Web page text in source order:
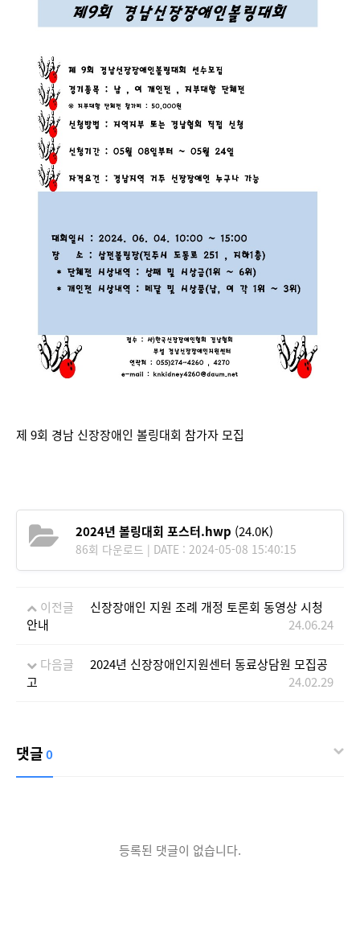
제 9회 경남 신장장애인 볼링대회 참가자 모집
2024년 볼링대회 포스터.hwp (24.0K)
86회 다운로드 | DATE : 2024-05-08 15:40:15
이전글
신장장애인 지원 조례 개정 토론회 동영상 시청
안내
24.06.24
다음글
2024년 신장장애인지원센터 동료상담원 모집공
고
24.02.29
댓글0
등록된 댓글이 없습니다.